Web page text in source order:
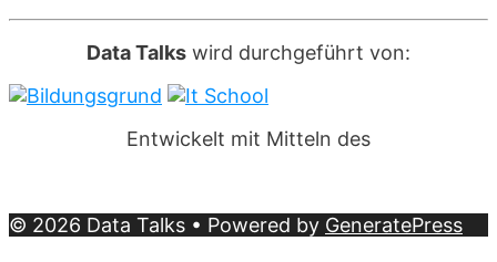
Data Talks wird durchgeführt von:
Entwickelt mit Mitteln des
© 2026 Data Talks • Powered by GeneratePress